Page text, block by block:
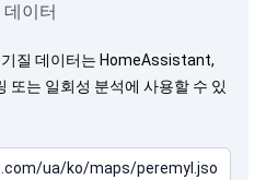
이터
질 데이터는 HomeAssistant,
또는 일회성 분석에 사용할 수 있